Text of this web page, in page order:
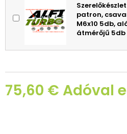
patron,
M6x10 5db,
átmérőjű 5db
75,60 € Adóval